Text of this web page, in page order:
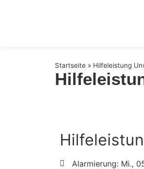
Startseite » Hilfeleistung
Alarmierung: Mi.,